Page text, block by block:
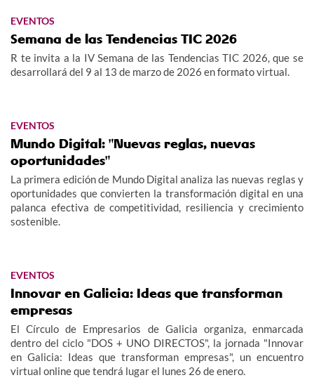
EVENTOS
Semana de las Tendencias TIC 2026
R te invita a la IV Semana de las Tendencias TIC 2026, que se
desarrollará del 9 al 13 de marzo de 2026 en formato virtual.
EVENTOS
Mundo Digital: "Nuevas reglas, nuevas
oportunidades"
La primera edición de Mundo Digital analiza las nuevas reglas y
oportunidades que convierten la transformación digital en una
palanca efectiva de competitividad, resiliencia y crecimiento
sostenible.
EVENTOS
Innovar en Galicia: Ideas que transforman
empresas
El Círculo de Empresarios de Galicia organiza, enmarcada
dentro del ciclo "DOS + UNO DIRECTOS", la jornada "Innovar
en Galicia: Ideas que transforman empresas", un encuentro
virtual online que tendrá lugar el lunes 26 de enero.